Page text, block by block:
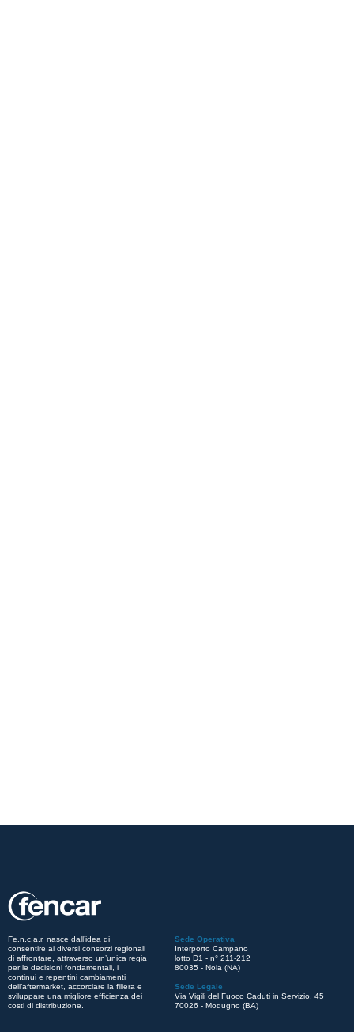
Fe.n.c.a.r. nasce dall’idea di
consentire ai diversi consorzi regionali
di affrontare, attraverso un’unica regia
per le decisioni fondamentali, i
continui e repentini cambiamenti
dell’aftermarket, accorciare la filiera e
sviluppare una migliore efficienza dei
costi di distribuzione.
Sede Operativa
Interporto Campano
lotto D1 - n° 211-212
80035 - Nola (NA)
Sede Legale
Via Vigili del Fuoco Caduti in Servizio, 45
70026 - Modugno (BA)